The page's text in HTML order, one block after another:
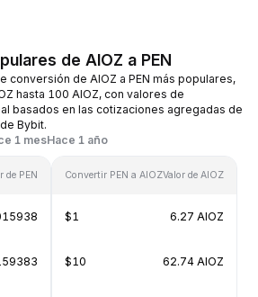
de AIOZ a PEN
conversión de AIOZ a PEN más populares,
hasta 100 AIOZ, con valores de
basados en las cotizaciones agregadas de
Bybit.
1 mesHace 1 año
de PEN Convertir PEN a AIOZValor de AIOZ
$1 6.27 AIOZ
$10 62.74 AIOZ